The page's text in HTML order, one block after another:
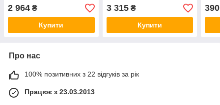
2 964 ₴
Купити
3 315₴
Купити
390
Про нас
100% позитивних з 22 відгуків за рік
Працює з 23.03.2013